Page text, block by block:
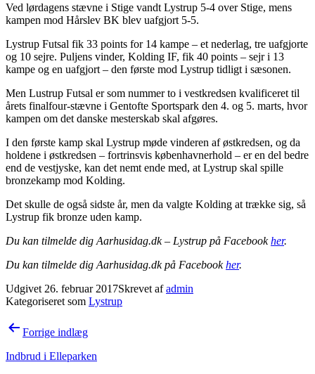
Ved lørdagens stævne i Stige vandt Lystrup 5-4 over Stige, mens
kampen mod Hårslev BK blev uafgjort 5-5.
Lystrup Futsal fik 33 points for 14 kampe – et nederlag, tre uafgjorte
og 10 sejre. Puljens vinder, Kolding IF, fik 40 points – sejr i 13
kampe og en uafgjort – den første mod Lystrup tidligt i sæsonen.
Men Lustrup Futsal er som nummer to i vestkredsen kvalificeret til
årets finalfour-stævne i Gentofte Sportspark den 4. og 5. marts, hvor
kampen om det danske mesterskab skal afgøres.
I den første kamp skal Lystrup møde vinderen af østkredsen, og da
holdene i østkredsen – fortrinsvis københavnerhold – er en del bedre
end de vestjyske, kan det nemt ende med, at Lystrup skal spille
bronzekamp mod Kolding.
Det skulle de også sidste år, men da valgte Kolding at trække sig, så
Lystrup fik bronze uden kamp.
Du kan tilmelde dig Aarhusidag.dk – Lystrup på Facebookher.
Du kan tilmelde dig Aarhusidag.dk på Facebookher.
Udgivet 26. februar 2017Skrevet afadmin
Kategoriseret som Lystrup
Indlægsnavigation
Forrige indlæg
Indbrud i Elleparken